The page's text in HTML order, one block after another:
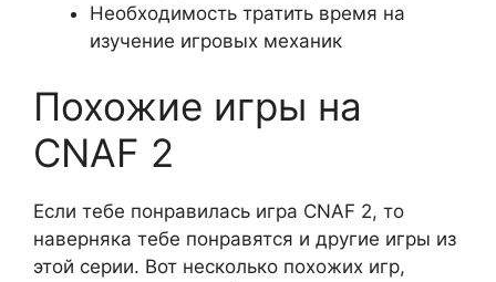
Необходимость тратить время на
изучение игровых механик
Похожие игры на
CNAF 2
Если тебе понравилась игра CNAF 2, то
наверняка тебе понравятся и другие игры из
этой серии. Вот несколько похожих игр,